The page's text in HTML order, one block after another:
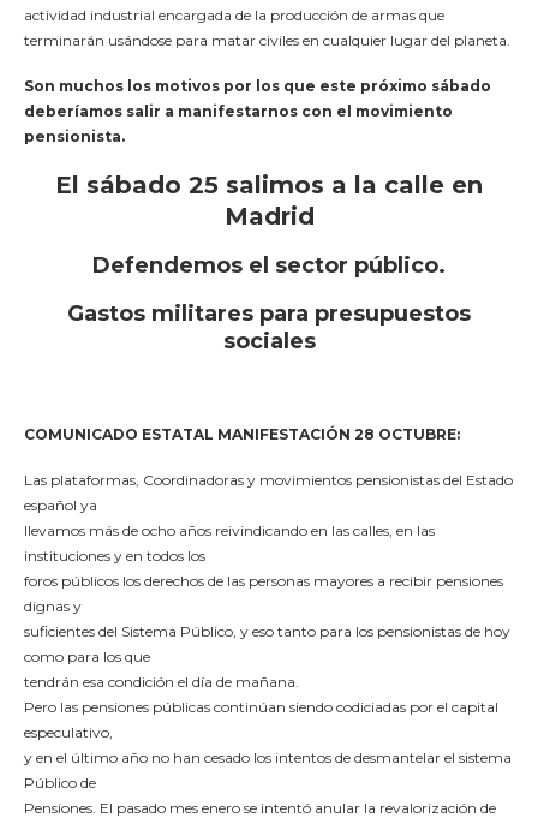
actividad industrial encargada de la producción de armas que
terminarán usándose para matar civiles en cualquier lugar del planeta.
Son muchos los motivos por los que este próximo sábado
deberíamos salir a manifestarnos con el movimiento
pensionista.
El sábado 25 salimos a la calle en
Madrid
Defendemos el sector público.
Gastos militares para presupuestos
sociales
COMUNICADO ESTATAL MANIFESTACIÓN 28 OCTUBRE:
Las plataformas, Coordinadoras y movimientos pensionistas del Estado
español ya
llevamos más de ocho años reivindicando en las calles, en las
instituciones y en todos los
foros públicos los derechos de las personas mayores a recibir pensiones
dignas y
suficientes del Sistema Público, y eso tanto para los pensionistas de hoy
como para los que
tendrán esa condición el día de mañana.
Pero las pensiones públicas continúan siendo codiciadas por el capital
especulativo,
y en el último año no han cesado los intentos de desmantelar el sistema
Público de
Pensiones. El pasado mes enero se intentó anular la revalorización de